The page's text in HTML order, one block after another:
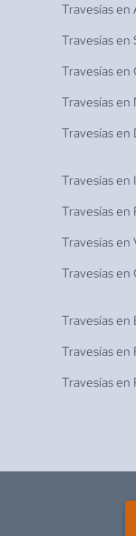
Travesías en
Travesías en
Travesías en
Travesías en
Travesías en
Travesías en
Travesías en
Travesías en
Travesías en
Travesías en
Travesías en
Travesías en